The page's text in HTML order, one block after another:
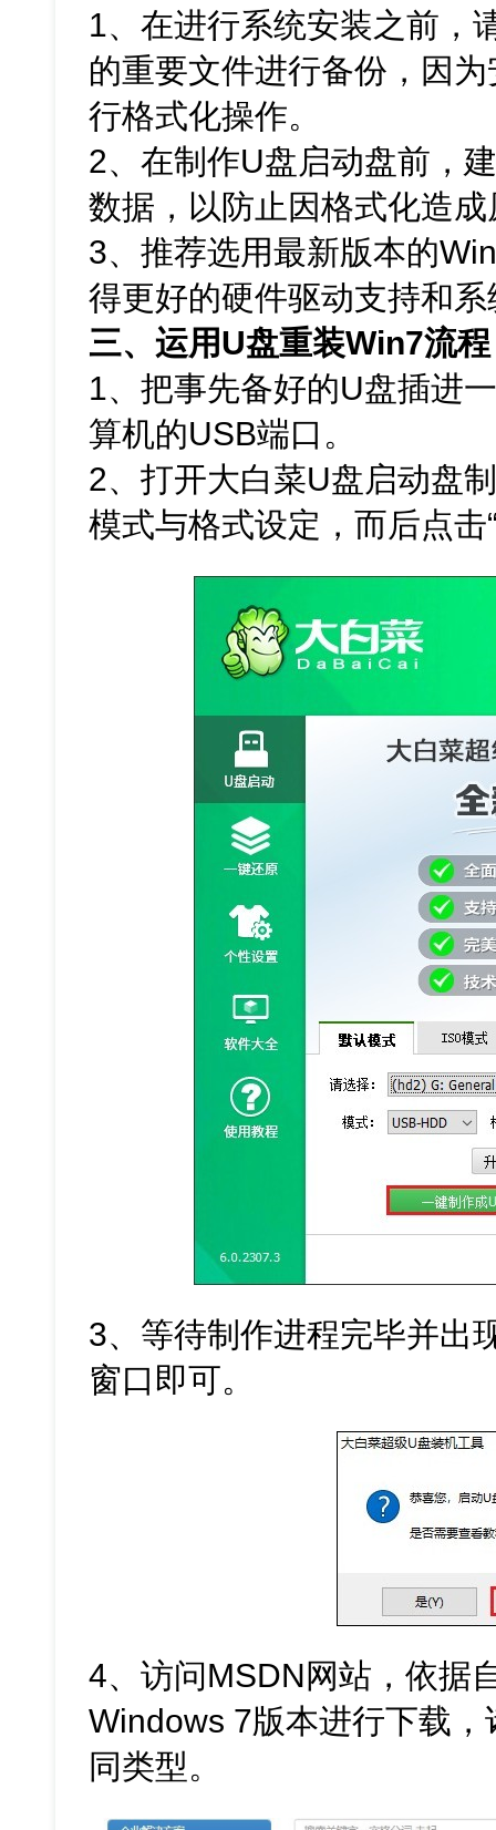
1、在进行系统安装之前，
的重要文件进行备份，因
行格式化操作。
2、在制作U盘启动盘前，
数据，以防止因格式化造
3、推荐选用最新版本的
得更好的硬件驱动支持和
三、运用U盘重装Win7流程
1、把事先备好的U盘插进
算机的USB端口。
2、打开大白菜U盘启动盘
模式与格式设定，而后点击
3、等待制作进程完毕并出
窗口即可。
4、访问MSDN网站，依据
Windows 7版本进行下载
同类型。